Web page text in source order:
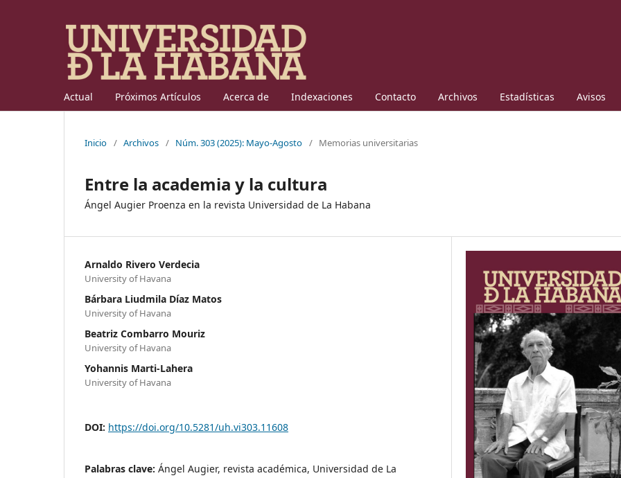
Actual Próximos Artículos Acerca de Indexaciones Contacto Archivos Estadísticas Avisos
Inicio / Archivos / Núm. 303 (2025): Mayo-Agosto / Memorias universitarias
Entre la academia y la cultura
Ángel Augier Proenza en la revista Universidad de La Habana
Arnaldo Rivero Verdecia
University of Havana
Bárbara Liudmila Díaz Matos
University of Havana
Beatriz Combarro Mouriz
University of Havana
Yohannis Marti-Lahera
University of Havana
DOI: https://doi.org/10.5281/uh.vi303.11608
Palabras clave: Ángel Augier, revista académica, Universidad de La